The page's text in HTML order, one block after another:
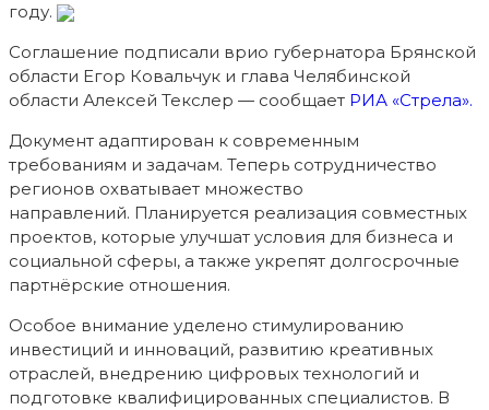
году.
Соглашение подписали врио губернатора Брянской
области Егор Ковальчук и глава Челябинской
области Алексей Текслер — сообщает РИА «Стрела».
Документ адаптирован к современным
требованиям и задачам. Теперь сотрудничество
регионов охватывает множество
направлений. Планируется реализация совместных
проектов, которые улучшат условия для бизнеса и
социальной сферы, а также укрепят долгосрочные
партнёрские отношения.
Особое внимание уделено стимулированию
инвестиций и инноваций, развитию креативных
отраслей, внедрению цифровых технологий и
подготовке квалифицированных специалистов. В